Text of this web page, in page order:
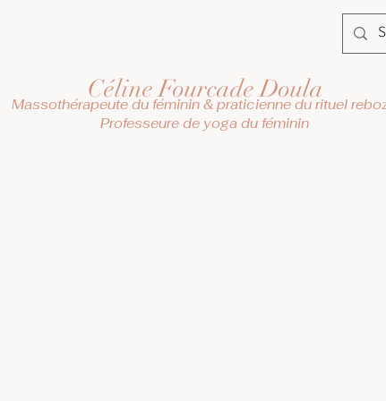
Céline Fourcade Doula
Massothérapeute du féminin & praticienne du rituel
Professeure de yoga du féminin